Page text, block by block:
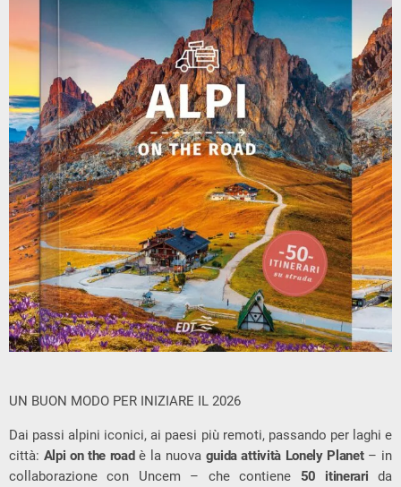
UN BUON MODO PER INIZIARE IL 2026
Dai passi alpini iconici, ai paesi più remoti, passando per laghi e
città: Alpi on the roadè la nuova guida attività Lonely Planet– in
collaborazione con Uncem – che contiene 50 itinerari da